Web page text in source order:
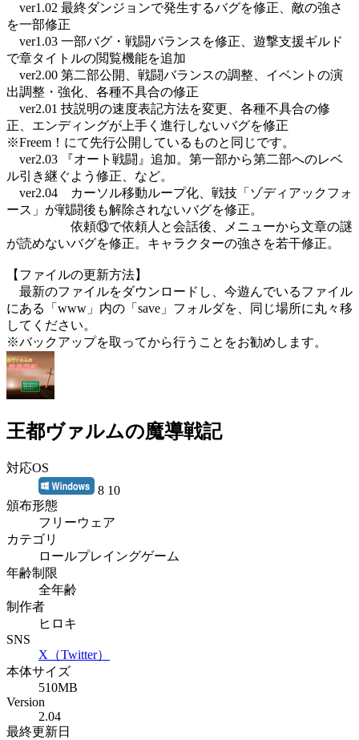
ver1.02 最終ダンジョンで発生するバグを修正、敵の強さ
を一部修正
ver1.03 一部バグ・戦闘バランスを修正、遊撃支援ギルド
で章タイトルの閲覧機能を追加
ver2.00 第二部公開、戦闘バランスの調整、イベントの演
出調整・強化、各種不具合の修正
ver2.01 技説明の速度表記方法を変更、各種不具合の修
正、エンディングが上手く進行しないバグを修正
※Freem！にて先行公開しているものと同じです。
ver2.03 『オート戦闘』追加。第一部から第二部へのレベ
ル引き継ぐよう修正、など。
ver2.04 カーソル移動ループ化、戦技「ゾディアックフォ
ース」が戦闘後も解除されないバグを修正。
依頼⑬で依頼人と会話後、メニューから文章の謎
が読めないバグを修正。キャラクターの強さを若干修正。
【ファイルの更新方法】
最新のファイルをダウンロードし、今遊んでいるファイル
にある「www」内の「save」フォルダを、同じ場所に丸々移
してください。
※バックアップを取ってから行うことをお勧めします。
王都ヴァルムの魔導戦記
対応OS
8 10
頒布形態
フリーウェア
カテゴリ
ロールプレイングゲーム
年齢制限
全年齢
制作者
ヒロキ
SNS
X（Twitter）
本体サイズ
510MB
Version
2.04
最終更新日